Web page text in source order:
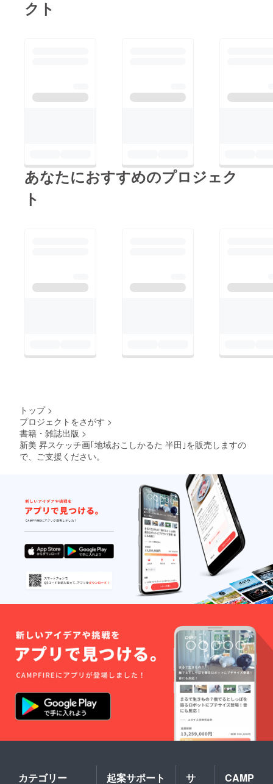
クト
あなたにおすすめのプロジェク
ト
トップ >
プロジェクトをさがす >
書籍・雑誌出版 >
新美 昇スケッチ画｢地域おこしかるた 半田｣を販売しますの
で、ご支援ください。
カテゴリー 起案サポート
サ
CAMP